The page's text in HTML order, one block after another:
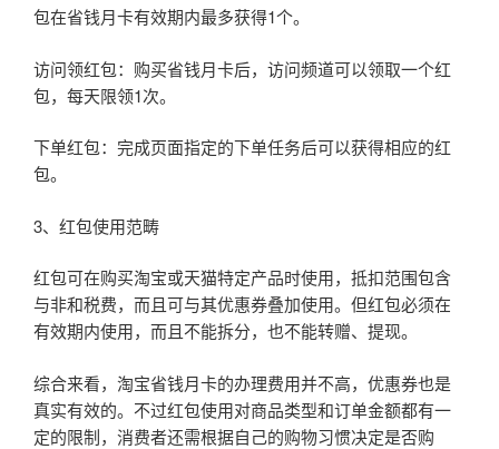
包在省钱月卡有效期内最多获得1个。
访问领红包：购买省钱月卡后，访问频道可以领取一个红
包，每天限领1次。
下单红包：完成页面指定的下单任务后可以获得相应的红
包。
3、红包使用范畴
红包可在购买淘宝或天猫特定产品时使用，抵扣范围包含
与非和税费，而且可与其优惠券叠加使用。但红包必须在
有效期内使用，而且不能拆分，也不能转赠、提现。
综合来看，淘宝省钱月卡的办理费用并不高，优惠券也是
真实有效的。不过红包使用对商品类型和订单金额都有一
定的限制，消费者还需根据自己的购物习惯决定是否购